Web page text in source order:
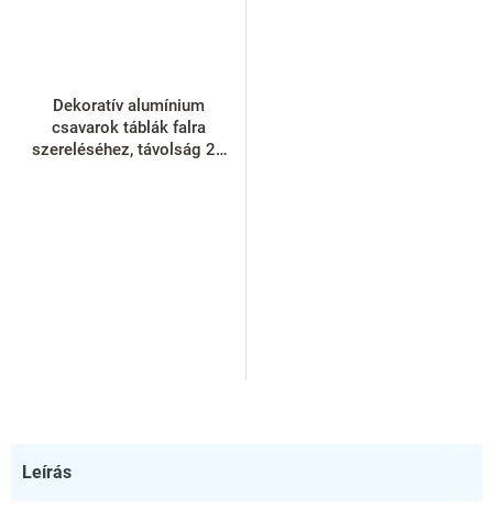
Dekoratív alumínium
csavarok táblák falra
szereléséhez, távolság 25
Leírás